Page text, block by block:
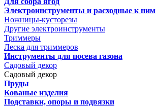
Электроинструменты и расходные к ним
Ножницы-кусторезы
Другие электроинструменты
Триммеры
Леска для триммеров
Инструменты для посева газона
Садовый декор
Садовый декор
Пруды
Кованые изделия
Подставки, опоры и подвязки